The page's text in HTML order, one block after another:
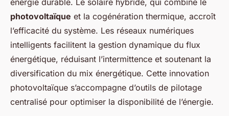
énergie durable. Le solaire hybride, qui combine le
photovoltaïque et la cogénération thermique, accroît
l’efficacité du système. Les réseaux numériques
intelligents facilitent la gestion dynamique du flux
énergétique, réduisant l’intermittence et soutenant la
diversification du mix énergétique. Cette innovation
photovoltaïque s’accompagne d’outils de pilotage
centralisé pour optimiser la disponibilité de l’énergie.